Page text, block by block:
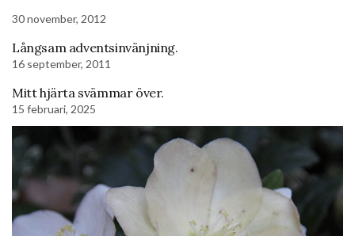
30 november, 2012
Långsam adventsinvänjning.
16 september, 2011
Mitt hjärta svämmar över.
15 februari, 2025